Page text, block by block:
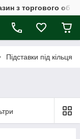
з торгового
Підставки під кільця